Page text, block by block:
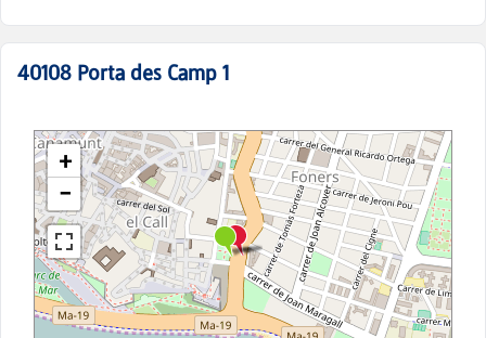
40108 Porta des Camp 1